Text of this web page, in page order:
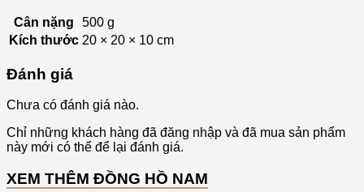
Cân nặng
500 g
Kích thước 20 × 20 × 10 cm
Đánh giá
Chưa có đánh giá nào.
Chỉ những khách hàng đã đăng nhập và đã mua sản phẩm
này mới có thể để lại đánh giá.
XEM THÊM ĐỒNG HỒ NAM